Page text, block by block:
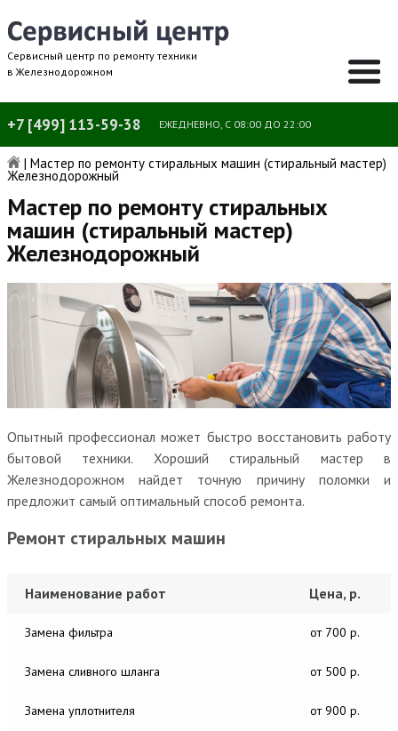
Сервисный центр по ремонту техники
в Железнодорожном
+7 [499] 113-59-38 ЕЖЕДНЕВНО, С 08:00 ДО 22:00
| Мастер по ремонту стиральных машин (стиральный мастер)
Железнодорожный
Мастер по ремонту стиральных
машин (стиральный мастер)
Железнодорожный
Опытный профессионал может быстро восстановить работу
бытовой техники. Хороший стиральный мастер в
Железнодорожном найдет точную причину поломки и
предложит самый оптимальный способ ремонта.
Ремонт стиральных машин
Наименование работ Цена, р.
Замена фильтра от 700 р.
Замена сливного шланга от 500 р.
Замена уплотнителя от 900 р.